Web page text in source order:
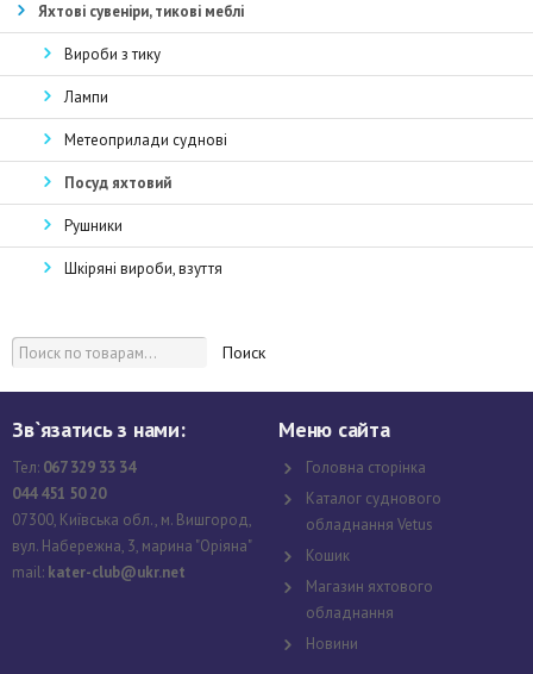
Яхтові сувеніри, тикові меблі
Вироби з тику
Лампи
Метеоприлади суднові
Посуд яхтовий
Рушники
Шкіряні вироби, взуття
Поиск
Зв`язатись з нами:
Тел: 067 329 33 34
044 451 50 20
07300, Київська обл., м. Вишгород,
вул. Набережна, 3, марина "Оріяна"
mail: kater-club@ukr.net
Меню сайта
Головна сторінка
Каталог суднового
обладнання Vetus
Кошик
Магазин яхтового
обладнання
Новини